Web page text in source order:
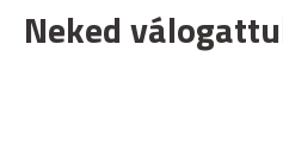
Neked